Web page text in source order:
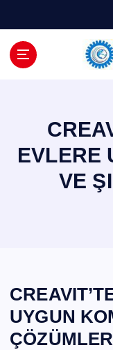
EVLERE
VE
UYGUN
ÇÖZÜMLER